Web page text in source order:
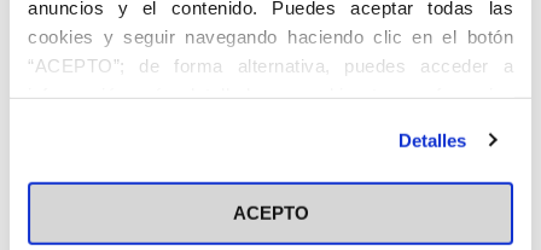
anuncios y el contenido. Puedes aceptar todas las
cookies y seguir navegando haciendo clic en el botón
“ACEPTO”; de forma alternativa, puedes acceder a
información más detallada y cambiar tus preferencias
en el botón "Personalizar". Para más información puedes
visitar nuestra Política de Cookies
Detalles
ACEPTO
Centro de
adscripción
Barcelona
nacimiento
01/01/1912
Lugar de
defunción
Lugar de
defunción